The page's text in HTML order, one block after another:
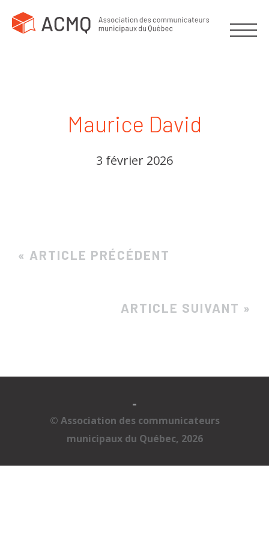
Maurice David
3 février 2026
« ARTICLE PRÉCÉDENT
ARTICLE SUIVANT »
-
© Association des communicateurs
municipaux du Québec, 2026